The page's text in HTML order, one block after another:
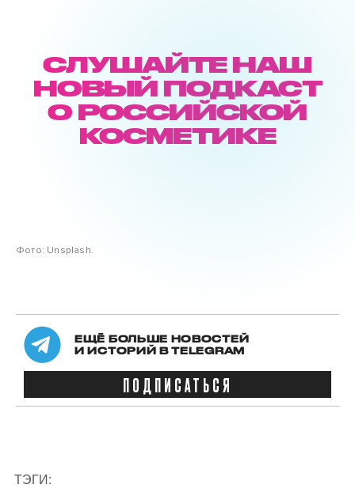
СЛУШАЙТЕ НАШ
НОВЫЙ ПОДКАСТ
О РОССИЙСКОЙ
КОСМЕТИКЕ
Фото: Unsplash.
ЕЩЁ БОЛЬШЕ НОВОСТЕЙ
И ИСТОРИЙ В TELEGRAM
ПОДПИСАТЬСЯ
ТЭГИ: